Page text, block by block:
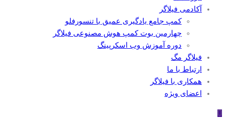
آکادمی فیلاگر
کمپ جامع یادگیری عمیق با تنسورفلو
چهارمین بوت کمپ هوش مصنوعی فیلاگر
دوره آموزش وب اسکرپینگ
فیلاگر مگ
ارتباط با ما
همکاری با فیلاگر
اعضای ویژه